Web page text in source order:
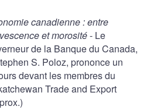
canadienne : entre
et morosité- Le
de la Banque du Canada,
S. Poloz, prononce un
devant les membres du
Trade and Export